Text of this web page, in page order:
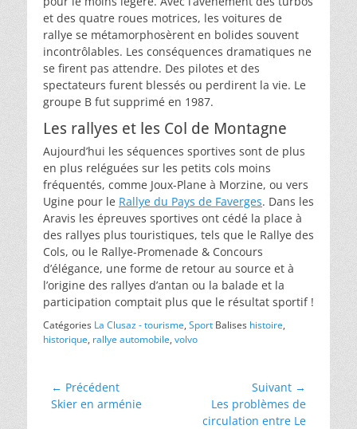
et des quatre roues motrices, les voitures de
rallye se métamorphosèrent en bolides souvent
incontrôlables. Les conséquences dramatiques ne
se firent pas attendre. Des pilotes et des
spectateurs furent blessés ou perdirent la vie. Le
groupe B fut supprimé en 1987.
Les rallyes et les Col de Montagne
Aujourd’hui les séquences sportives sont de plus
en plus reléguées sur les petits cols moins
fréquentés, comme Joux-Plane à Morzine, ou vers
Ugine pour le Rallye du Pays de Faverges. Dans les
Aravis les épreuves sportives ont cédé la place à
des rallyes plus touristiques, tels que le Rallye des
Cols, ou le Rallye-Promenade & Concours
d’élégance, une forme de retour au source et à
l’origine des rallyes d’antan ou la balade et la
participation comptait plus que le résultat sportif !
Catégories La Clusaz - tourisme, Sport Balises histoire,
historique, rallye automobile, volvo
Navigation
de
← Précédent
Article
Skier en arménie
Suivant →
suivant :
Les problèmes de
circulation entre Le